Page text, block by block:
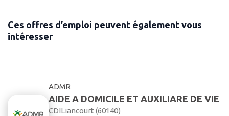
Ces offres d’emploi peuvent également vous
intéresser
ADMR
AIDE A DOMICILE ET AUXILIARE DE VIE
CDILiancourt (60140)